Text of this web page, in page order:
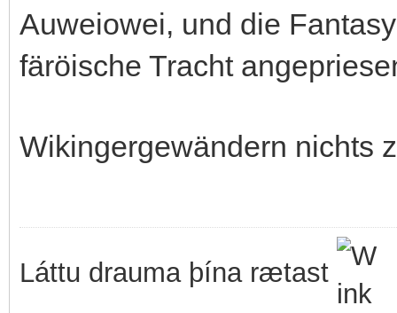
Auweiowei, und die
färöische Tracht
Wikingergewändern nichts
Láttu drauma þína rætast